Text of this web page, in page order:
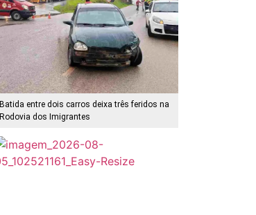
Batida entre dois carros deixa três feridos na
Rodovia dos Imigrantes